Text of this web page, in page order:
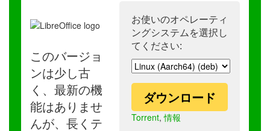
お使いのオペレーティ
ングシステムを選択し
てください:
ダウンロード
Torrent,情報
このバージョ
ンは少し古
く、最新の機
能はありませ
んが、長くテ